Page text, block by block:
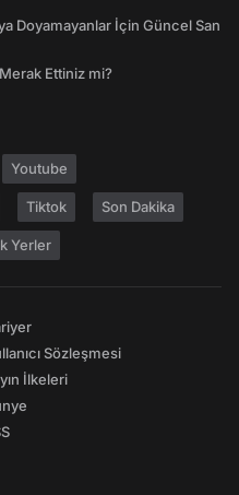
Doyamayanlar İçin Güncel San
Ettiniz mi?
Youtube
Tiktok Son Dakika
Yerler
Sözleşmesi
İlkeleri